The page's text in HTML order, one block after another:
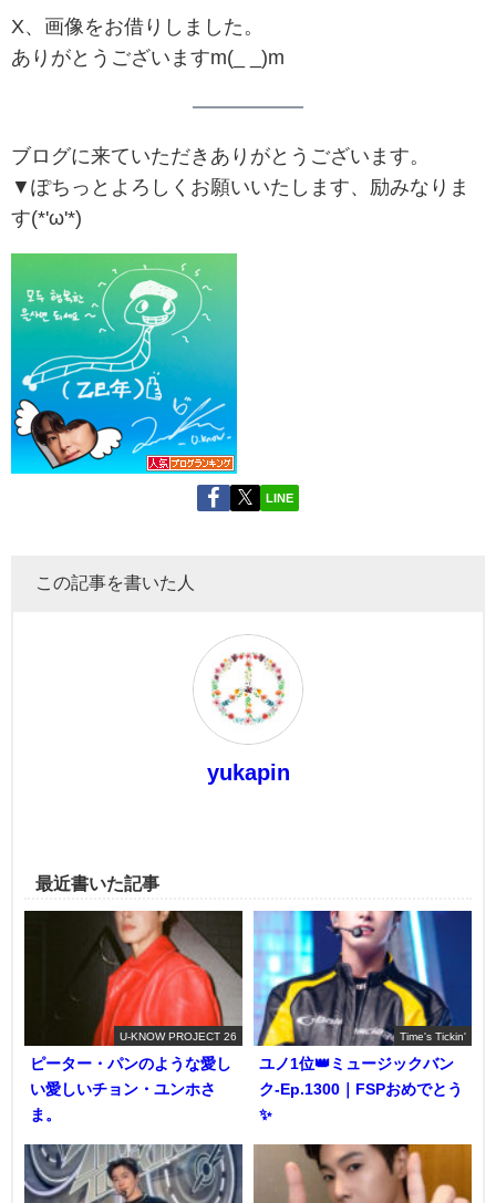
X、画像をお借りしました。
ありがとうございますm(_ _)m
ブログに来ていただきありがとうございます。
▼ぽちっとよろしくお願いいたします、励みなりま
す(*'ω'*)
LINE
この記事を書いた人
yukapin
最近書いた記事
U-KNOW PROJECT 26
ピーター・パンのような愛し
い愛しいチョン・ユンホさ
ま。
Time's Tickin'
ユノ1位👑ミュージックバン
ク-Ep.1300｜FSPおめでとう
✨️